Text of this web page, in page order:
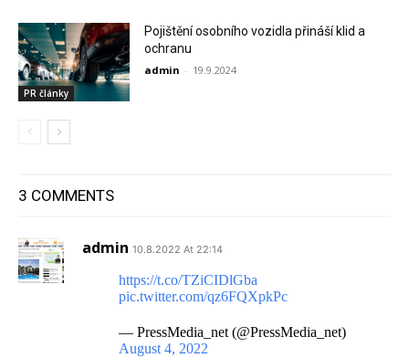
PR články
Pojištění osobního vozidla přináší klid a
ochranu
admin - 19.9.2024
3 COMMENTS
admin 10.8.2022 At 22:14
https://t.co/TZiCIDlGba
pic.twitter.com/qz6FQXpkPc
— PressMedia_net (@PressMedia_net)
August 4, 2022